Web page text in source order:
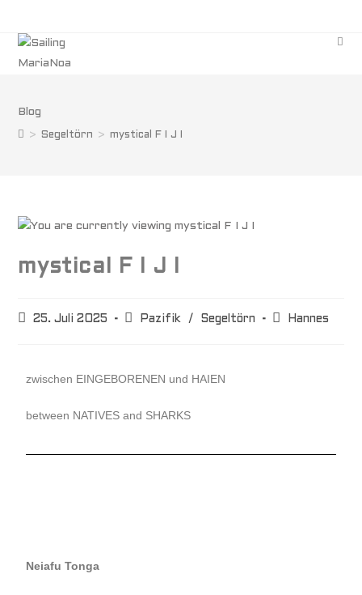
Blog
> Segeltörn > mystical F I J I
mystical F I J I
25. Juli 2025 Pazifik / Segeltörn Hannes
zwischen EINGEBORENEN und HAIEN
between NATIVES and SHARKS
Neiafu Tonga